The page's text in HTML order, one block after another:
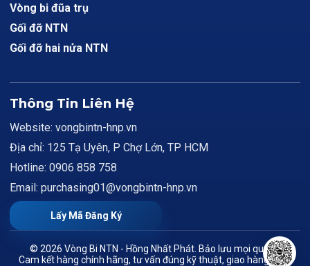
Vòng bi đũa trụ
Gối đỡ NTN
Gối đỡ hai nửa NTN
Thông Tin Liên Hệ
Website: vongbintn-hnp.vn
Địa chỉ: 125 Tạ Uyên, P Chợ Lớn, TP HCM
Hotline: 0906 858 758
Email: purchasing01@vongbintn-hnp.vn
Lấy Mã Đăng Ký
© 2026 Vòng Bi NTN - Hồng Nhất Phát. Bảo lưu mọi quyền.
Cam kết hàng chính hãng, tư vấn đúng kỹ thuật, giao hàng toàn